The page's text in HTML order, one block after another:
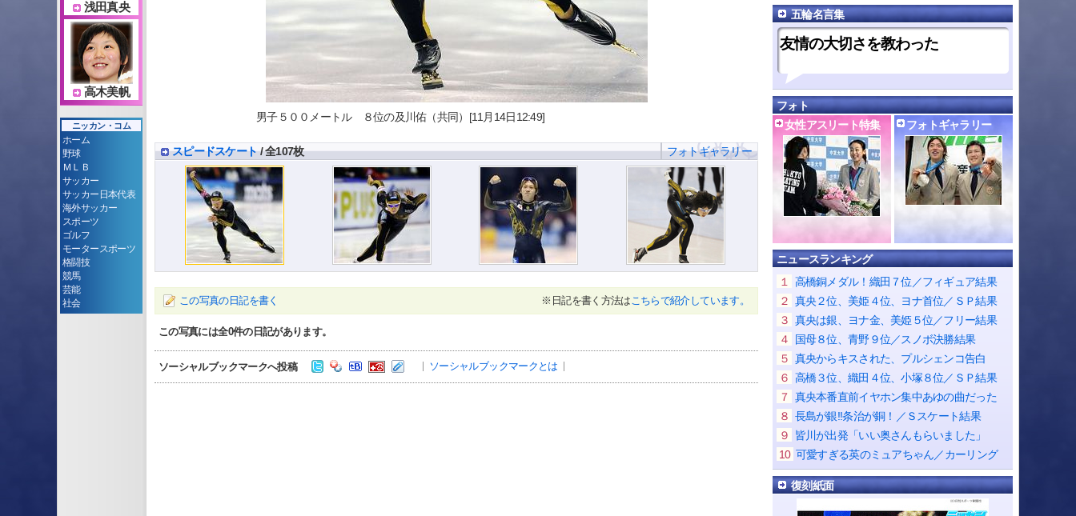
男子５００メートル ８位の及川佑（共同）[11月14日12:49]
スピードスケート/ 全107枚 フォトギャラリー
この写真の日記を書く ※日記を書く方法は こちらで紹介しています。
この写真には全0件の日記があります。
ソーシャルブックマークへ投稿 ソーシャルブックマークとは
浅田真央
高木美帆
ニッカン・コム
ホーム
野球
ＭＬＢ
サッカー
サッカー日本代表
海外サッカー
スポーツ
ゴルフ
モータースポーツ
格闘技
競馬
芸能
社会
五輪名言集
友情の大切さを教わった
フォト
女性アスリート特集
フォトギャラリー
ニュースランキング
１
高橋銅メダル！織田７位／フィギュア結果
２ 真央２位、美姫４位、ヨナ首位／ＳＰ結果
３ 真央は銀、ヨナ金、美姫５位／フリー結果
４
国母８位、青野９位／スノボ決勝結果
５ 真央からキスされた、プルシェンコ告白
６ 高橋３位、織田４位、小塚８位／ＳＰ結果
７ 真央本番直前イヤホン集中あゆの曲だった
８ 長島が銀!!条治が銅！／Ｓスケート結果
９
皆川が出発「いい奥さんもらいました」
10 可愛すぎる英のミュアちゃん／カーリング
復刻紙面